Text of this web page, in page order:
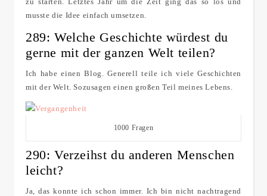
musste die Idee einfach umsetzen.
289: Welche Geschichte würdest du
gerne mit der ganzen Welt teilen?
Ich habe einen Blog. Generell teile ich viele Geschichten
mit der Welt. Sozusagen einen großen Teil meines Lebens.
1000 Fragen
290: Verzeihst du anderen Menschen
leicht?
Ja, das konnte ich schon immer. Ich bin nicht nachtragend